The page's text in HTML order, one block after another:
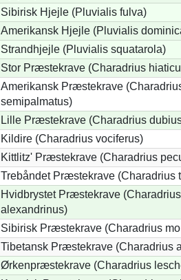
Sibirisk Hjejle (Pluvialis fulva)
Amerikansk Hjejle (Pluvialis
Strandhjejle (Pluvialis squatarola)
Stor Præstekrave (Charadrius
Amerikansk Præstekrave
semipalmatus)
Lille Præstekrave (Charadrius
Kildire (Charadrius vociferus)
Kittlitz' Præstekrave (Charadrius
Trebåndet Præstekrave (Charadrius
Hvidbrystet Præstekrave (Charadrius
alexandrinus)
Sibirisk Præstekrave (Charadrius
Tibetansk Præstekrave (Charadrius
Ørkenpræstekrave (Charadrius